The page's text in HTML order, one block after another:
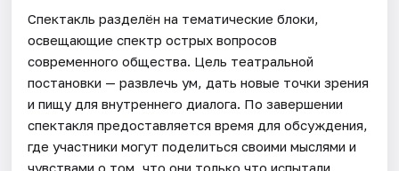
Спектакль разделён на тематические блоки,
освещающие спектр острых вопросов
современного общества. Цель театральной
постановки — развлечь ум, дать новые точки зрения
и пищу для внутреннего диалога. По завершении
спектакля предоставляется время для обсуждения,
где участники могут поделиться своими мыслями и
чувствами о том, что они только что испытали.